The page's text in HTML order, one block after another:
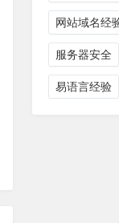
网站域名经
服务器安全
易语言经验